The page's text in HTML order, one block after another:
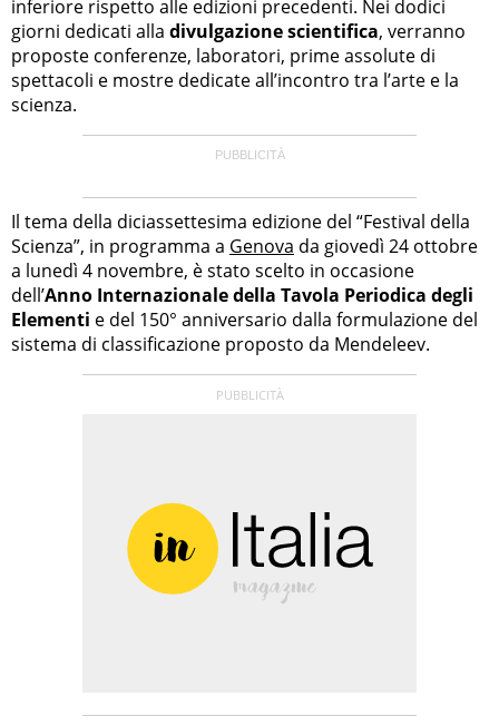
inferiore rispetto alle edizioni precedenti. Nei dodici
giorni dedicati alla divulgazione scientifica, verranno
proposte conferenze, laboratori, prime assolute di
spettacoli e mostre dedicate all’incontro tra l’arte e la
scienza.
Il tema della diciassettesima edizione del “Festival della
Scienza”, in programma a Genova da giovedì 24 ottobre
a lunedì 4 novembre, è stato scelto in occasione
dell’Anno Internazionale della Tavola Periodica degli
Elementi e del 150° anniversario dalla formulazione del
sistema di classificazione proposto da Mendeleev.